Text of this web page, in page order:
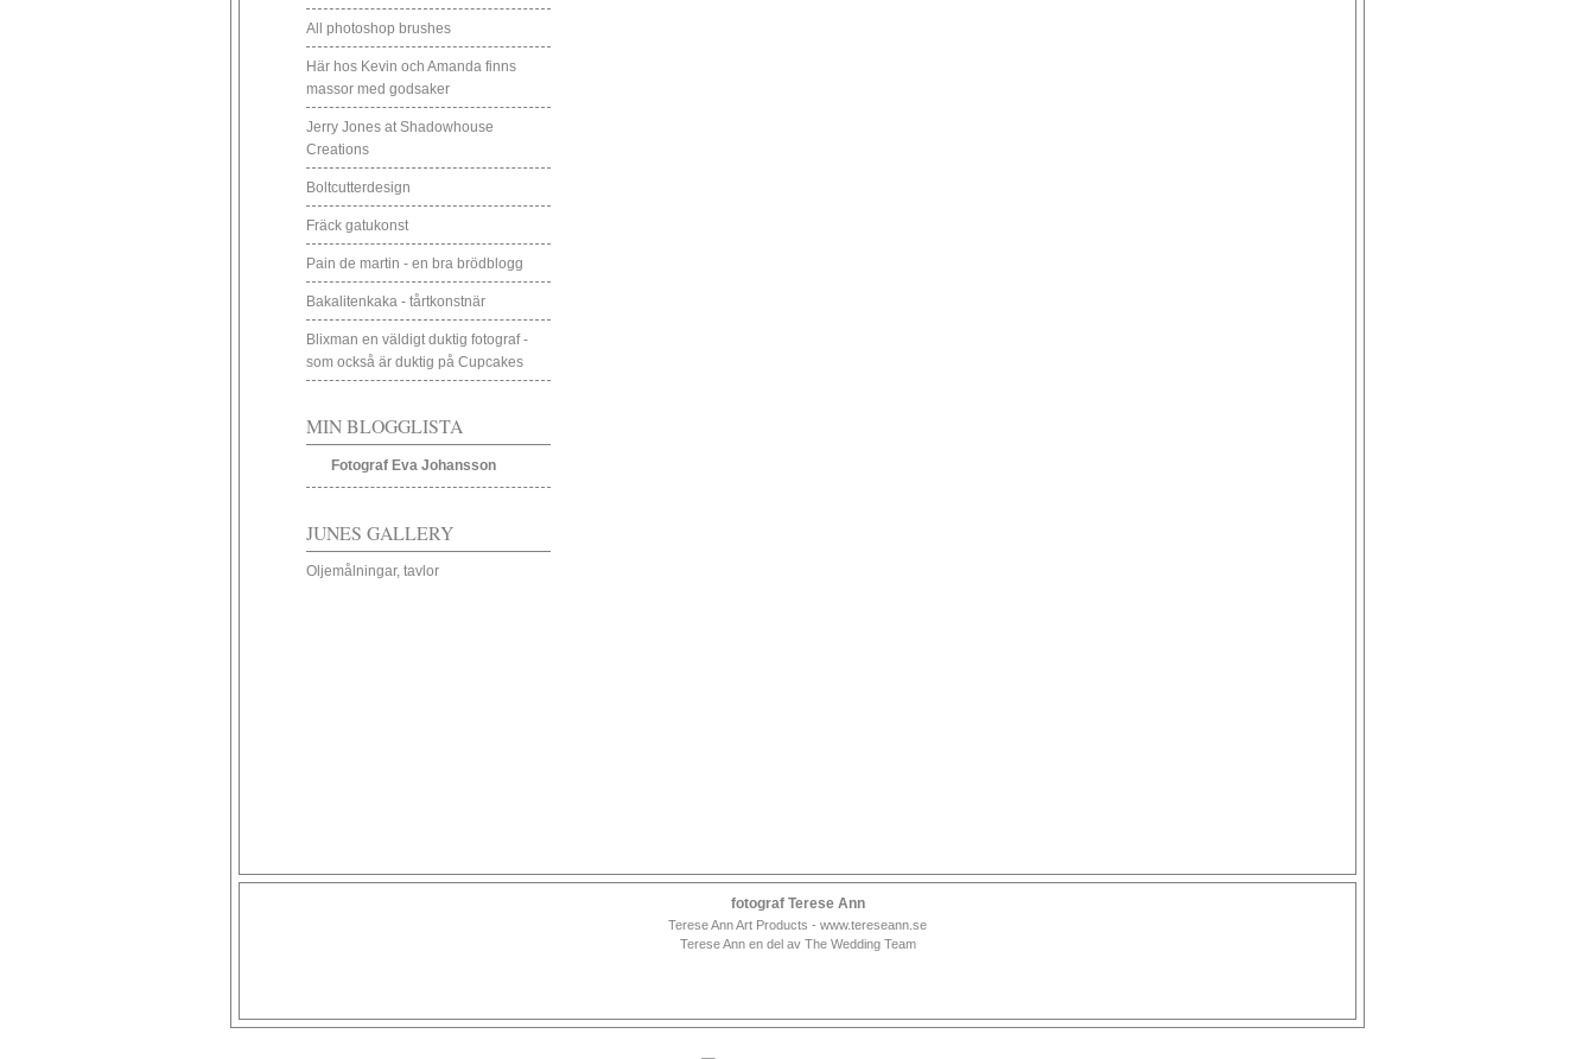
All photoshop brushes
Här hos Kevin och Amanda finns
massor med godsaker
Jerry Jones at Shadowhouse
Creations
Boltcutterdesign
Fräck gatukonst
Pain de martin - en bra brödblogg
Bakalitenkaka - tårtkonstnär
Blixman en väldigt duktig fotograf -
som också är duktig på Cupcakes
MIN BLOGGLISTA
Fotograf Eva Johansson
JUNES GALLERY
Oljemålningar, tavlor
fotograf Terese Ann
Terese Ann Art Products - www.tereseann.se
Terese Ann en del av The Wedding Team